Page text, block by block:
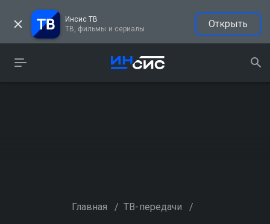
Инсис ТВ
ТВ, фильмы и сериалы
Открыть
Главная / ТВ-передачи /